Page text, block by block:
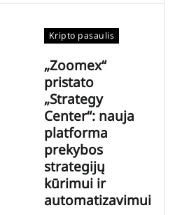
Kripto pasaulis
„Zoomex“
pristato
„Strategy
Center“: nauja
platforma
prekybos
strategijų
kūrimui ir
automatizavimui